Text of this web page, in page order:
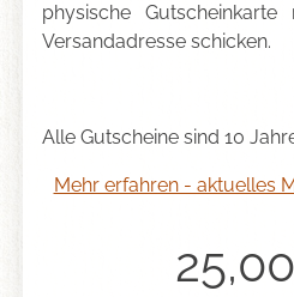
physische
Versandadresse schicken.
Alle Gutscheine sind 10
Mehr erfahren - aktuelles
25,00